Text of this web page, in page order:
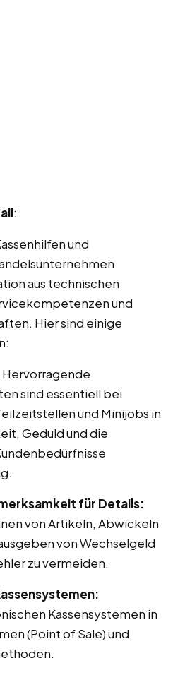
:
und
aus technischen
und
Hier sind einige
Hervorragende
sind essentiell bei
und Minijobs in
Geduld und die
für Details:
von Artikeln, Abwickeln
von Wechselgeld
zu vermeiden.
Kassensystemen in
(Point of Sale) und